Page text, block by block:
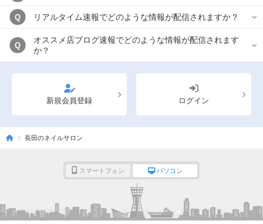
Q リアルタイム速報でどのような情報が配信されますか？
Q
オススメ店ブログ速報でどのような情報が配信されます
か？
新規会員登録 ログイン
長田のネイルサロン
スマートフォン パソコン